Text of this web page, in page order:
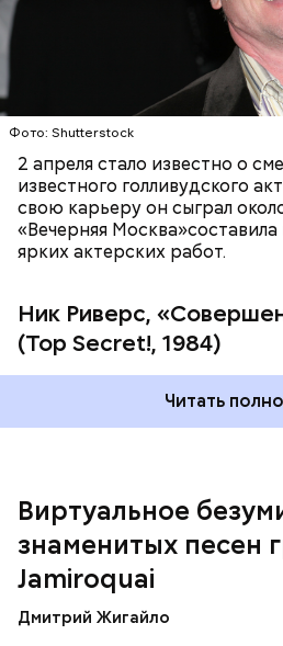
Фото: Shutterstock
2 апреля стало известно о
известного голливудского
свою карьеру он сыграл
«Вечерняя
ярких актерских работ.
Ник Риверс,
(Top Secret!, 1984)
Фото: «Совершенно секретно!» (Top
Читать
Виртуальное
знаменитых песен
Jamiroquai
Дмитрий Жигайло
Четвёртому альбому
"Deeper Underground"
Роланда Эммериха
Довольно разноплановым
Песня "Seven Days in Sunny
саундтрек популярного
Prada". Последний на
студийный альбом группы,
вышел лишь пять лет спустя -
"Вечерняя Москва"
подборку самых популярных
Jamiroquai.